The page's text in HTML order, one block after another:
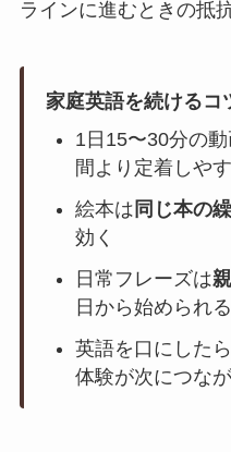
ラインに進むときの抵
家庭英語を続けるコ
1日15〜30分の
間より定着しや
絵本は 同じ本の
効く
日常フレーズは
日から始められる
英語を口にしたら
体験が次につな